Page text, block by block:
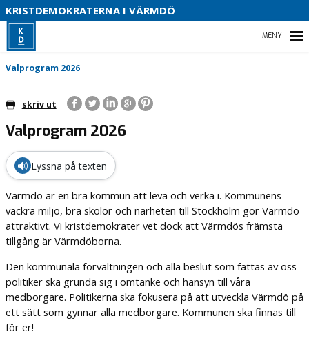
KRISTDEMOKRATERNA I VÄRMDÖ
HEM
VALET 2026
VÅRA FÖRTROENDEVALDA
CENTRALA POLITIKOMRÅDEN PÅ RIKSPLANET
Valprogram 2026
skriv ut
Valprogram 2026
🔊 Lyssna på texten
Värmdö är en bra kommun att leva och verka i. Kommunens
vackra miljö, bra skolor och närheten till Stockholm gör Värmdö
attraktivt. Vi kristdemokrater vet dock att Värmdös främsta
tillgång är Värmdöborna.
Den kommunala förvaltningen och alla beslut som fattas av oss
politiker ska grunda sig i omtanke och hänsyn till våra
medborgare. Politikerna ska fokusera på att utveckla Värmdö på
ett sätt som gynnar alla medborgare. Kommunen ska finnas till
för er!